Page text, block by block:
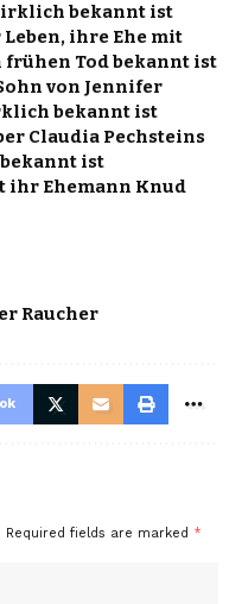
bekannt ist
ihre Ehe mit
frühen Tod bekannt ist
von Jennifer
bekannt ist
Claudia Pechsteins
ist
ihr Ehemann Knud
Raucher
Required fields are marked *